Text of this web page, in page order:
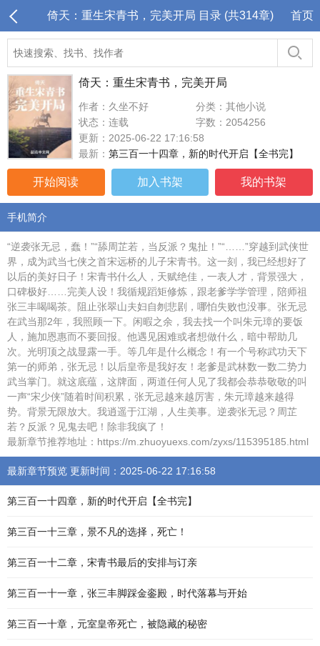
倚天：重生宋青书，完美开局 目录 (共314章) 首页
倚天：重生宋青书，完美开局
作者：久坐不好
分类：其他小说
状态：连载
字数：2054256
更新：2025-06-22 17:16:58
最新： 第三百一十四章，新的时代开启【全书完】
开始阅读 加入书架 我的书架
手机简介
“逆袭张无忌，蠢！”“舔周芷若，当反派？鬼扯！”“……”穿越到武侠世
界，成为武当七侠之首宋远桥的儿子宋青书。这一刻，我已经想好了
以后的美好日子！宋青书什么人，天赋绝佳，一表人才，背景强大，
口碑极好……完美人设！我循规蹈矩修炼，跟老爹学学管理，陪师祖
张三丰喝喝茶。阻止张翠山夫妇自刎悲剧，哪怕失败也没事。张无忌
在武当那2年，我照顾一下。闲暇之余，我去找一个叫朱元璋的要饭
人，施加恩惠而不要回报。他遇见困难或者想做什么，暗中帮助几
次。光明顶之战显露一手。等几年是什么概念！有一个号称武功天下
第一的师弟，张无忌！以后皇帝是我好友！老爹是武林数一数二势力
武当掌门。就这底蕴，这牌面，两道任何人见了我都会恭恭敬敬的叫
一声“宋少侠”随着时间积累，张无忌越来越厉害，朱元璋越来越得
势。背景无限放大。我逍遥于江湖，人生美事。逆袭张无忌？周芷
若？反派？见鬼去吧！除非我疯了！
最新章节推荐地址：https://m.zhuoyuexs.com/zyxs/115395185.html
最新章节预览 更新时间：2025-06-22 17:16:58
第三百一十四章，新的时代开启【全书完】
第三百一十三章，景不凡的选择，死亡！
第三百一十二章，宋青书最后的安排与订亲
第三百一十一章，张三丰脚踩金銮殿，时代落幕与开始
第三百一十章，元室皇帝死亡，被隐藏的秘密